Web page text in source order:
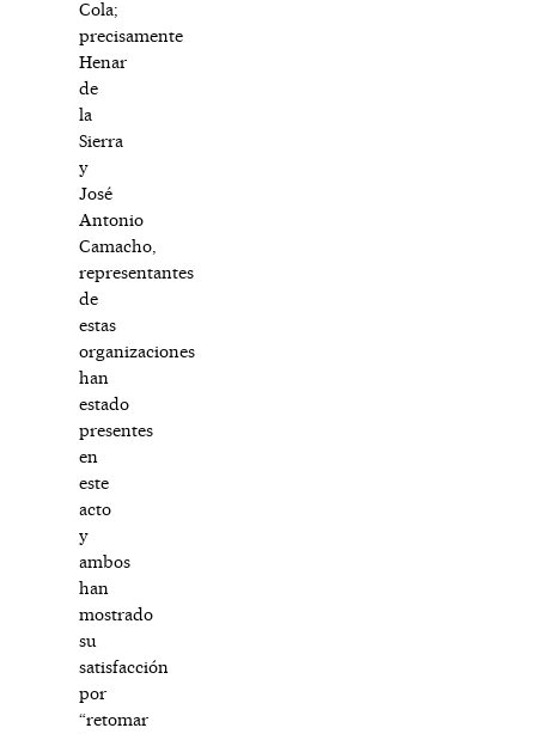
Cola;
precisamente
Henar
de
la
Sierra
y
José
Antonio
Camacho,
representantes
de
estas
organizaciones
han
estado
presentes
en
este
acto
y
ambos
han
mostrado
su
satisfacción
por
“retomar